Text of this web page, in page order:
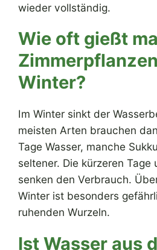
wieder vollständig.
Wie oft gießt
Winter?
Im Winter sinkt der
meisten Arten brauchen
Tage Wasser, manche
seltener. Die kürzeren Tage
senken den Verbrauch.
Winter ist besonders
ruhenden Wurzeln.
Ist Wasser aus